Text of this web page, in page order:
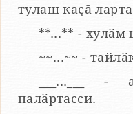
тулаш каҫӑ
**...** - хулӑм
~~...~~ -
___...___ -
палӑртасси.